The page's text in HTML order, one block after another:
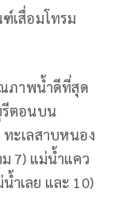
เสื่อมโทรม
ภาพน้ำดีที่สุด
รีตอนบน
ะเลสาบหนอง
7) แม่น้ำแคว
ำเลย และ 10)